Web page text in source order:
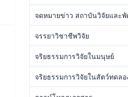
จดหมายข่าว สถาบันวิจัยและ
จรรยาวิชาชีพวิจัย
จริยธรรมการวิจัยในมนุษย์
จริยธรรมการวิจัยในสัตว์ทดลอ